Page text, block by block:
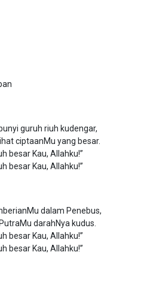
guruh riuh kudengar,
ciptaanMu yang besar.
besar Kau, Allahku!”
besar Kau, Allahku!”
dalam Penebus,
darahNya kudus.
besar Kau, Allahku!”
besar Kau, Allahku!”